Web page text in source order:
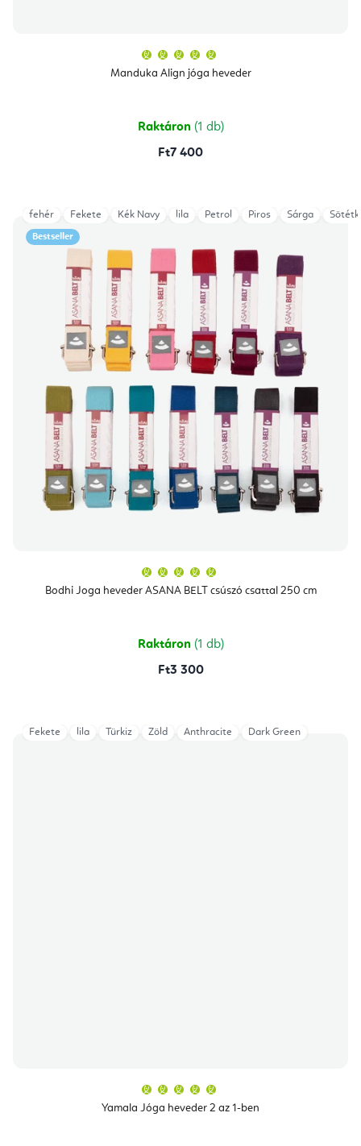
Manduka Align jóga heveder
átlagos
értékelése
csillag.
Raktáron (1 db)
Ft7 400
Bestseller
Bodhi Joga heveder ASANA BELT csúszó csattal 250 cm
átlagos
értékelése
csillag.
Raktáron (1 db)
Ft3 300
fehér Fekete Kék Navy lila Petrol Piros Sárga
Yamala Jóga heveder 2 az 1-ben
átlagos
értékelése
Fekete lila Türkiz Zöld Anthracite Dark Green